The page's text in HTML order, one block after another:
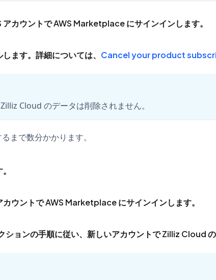
カウントで AWS Marketplace にサインインします。
ます。詳細については、 Cancel your product
Cloud のデータは削除されません。
まで数分かかります。
ウントで AWS Marketplace にサインインします。
ションの手順に従い、新しいアカウントで Zilliz Cloud